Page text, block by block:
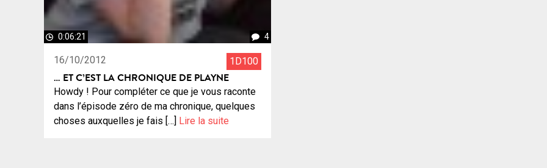
0:06:21 4
16/10/2012 1D100
… ET C’EST LA CHRONIQUE DE PLAYNE
Howdy ! Pour compléter ce que je vous raconte
dans l’épisode zéro de ma chronique, quelques
choses auxquelles je fais […] Lire la suite